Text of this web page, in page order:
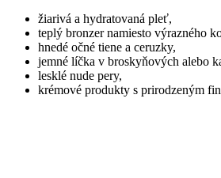
žiarivá a hydratovaná pleť,
teplý bronzer namiesto výrazného
hnedé očné tiene a ceruzky,
jemné líčka v broskyňových alebo
lesklé nude pery,
krémové produkty s prirodzeným